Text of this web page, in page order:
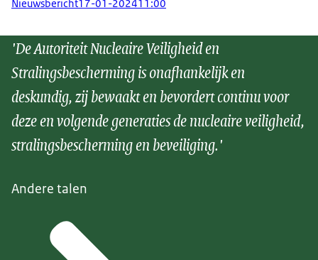
Nieuwsbericht17-01-202411:00
'De Autoriteit Nucleaire Veiligheid en
Stralingsbescherming is onafhankelijk en
deskundig, zij bewaakt en bevordert continu voor
deze en volgende generaties de nucleaire veiligheid,
stralingsbescherming en beveiliging.'
Andere talen